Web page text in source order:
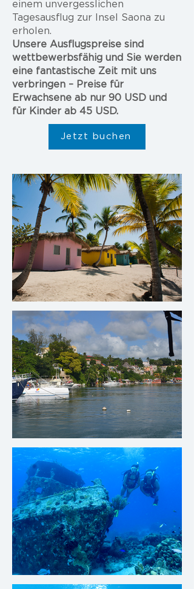
einem unvergesslichen
Tagesausflug zur Insel Saona zu
erholen.
Unsere Ausflugspreise sind
wettbewerbsfähig und Sie werden
eine fantastische Zeit mit uns
verbringen – Preise für
Erwachsene ab nur 90 USD und
für Kinder ab 45 USD.
Jetzt buchen